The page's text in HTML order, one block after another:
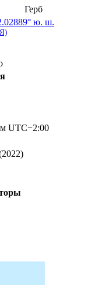
Герб
ю. ш.
UTC−2:00